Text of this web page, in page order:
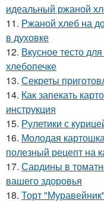
идеальный ржаной
11. Ржаной хлеб на
в духовке
12. Вкусное тесто
хлебопечке
13. Секреты
14. Как запекать
инструкция
15. Рулетики с
16. Молодая
полезный рецепт на
17. Сардины в
вашего здоровья
18. Торт